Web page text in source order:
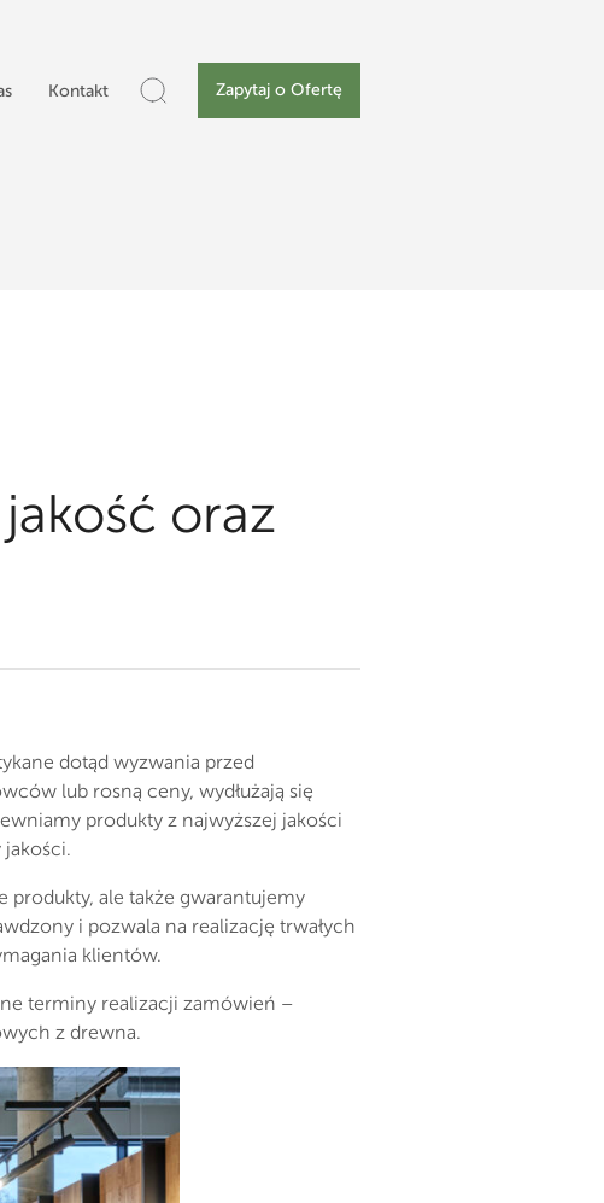
Kontakt Zapytaj o Ofertę
oraz
dotąd wyzwania przed
lub rosną ceny, wydłużają się
produkty z najwyższej jakości
jakości.
produkty, ale także gwarantujemy
i pozwala na realizację trwałych
klientów.
terminy realizacji zamówień –
z drewna.